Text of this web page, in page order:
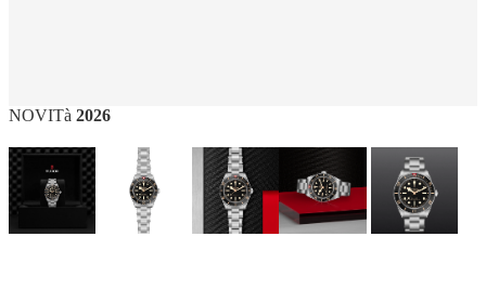
NOVITà 2026